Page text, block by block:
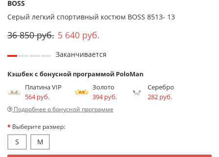
BOSS
Серый легкий спортивный костюм BOSS 8513- 13
36 850 руб. 5 640 руб.
Заканчивается
Кэшбек с бонусной программой PoloMan
Платина VIP
564 руб.
Золото
394 руб.
Серебро
282 руб.
Подробнее о бонусной программе
Выберите размер:
S M